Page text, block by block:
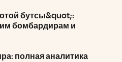
бутсы&quot;:
бомбардирам и
полная аналитика